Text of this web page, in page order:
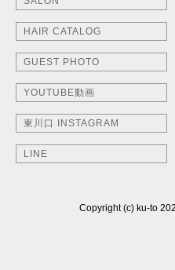
HAIR CATALOG
GUEST PHOTO
YOUTUBE動画
東川口 INSTAGRAM
LINE
Copyright (c) ku-to